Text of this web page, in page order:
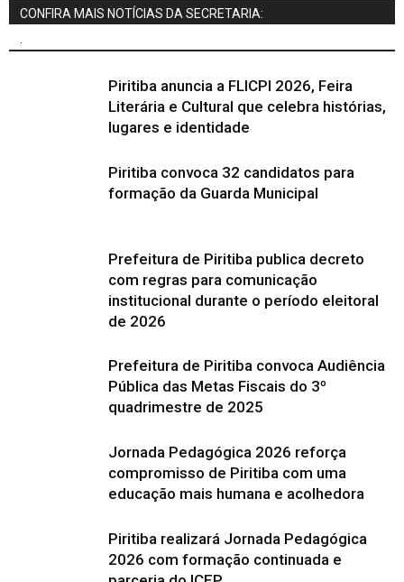
CONFIRA MAIS NOTÍCIAS DA SECRETARIA:
Piritiba anuncia a FLICPI 2026, Feira
Literária e Cultural que celebra histórias,
lugares e identidade
Piritiba convoca 32 candidatos para
formação da Guarda Municipal
Prefeitura de Piritiba publica decreto
com regras para comunicação
institucional durante o período eleitoral
de 2026
Prefeitura de Piritiba convoca Audiência
Pública das Metas Fiscais do 3º
quadrimestre de 2025
Jornada Pedagógica 2026 reforça
compromisso de Piritiba com uma
educação mais humana e acolhedora
Piritiba realizará Jornada Pedagógica
2026 com formação continuada e